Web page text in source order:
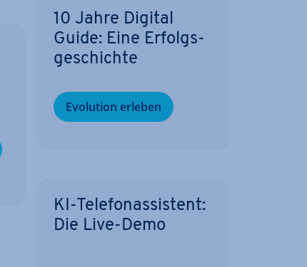
10 Jahre Digital
Guide: Eine Er­folgs­
ge­schich­te
Evolution erleben
KI-Te­le­fon­as­sis­tent:
Die Live-Demo